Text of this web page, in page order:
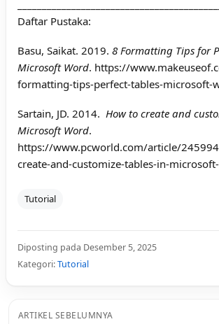
Daftar Pustaka:
Basu, Saikat. 2019. 8 Formatting Tips for
Microsoft Word. https://
formatting-tips-perfect-tables-microsoft-
Sartain, JD. 2014. How to create and
Microsoft Word.
https://www.pcworld.com/article/
create-and-customize-tables-in-
Tutorial
Diposting pada Desember 5, 2025
Kategori:Tutorial
ARTIKEL SEBELUMNYA